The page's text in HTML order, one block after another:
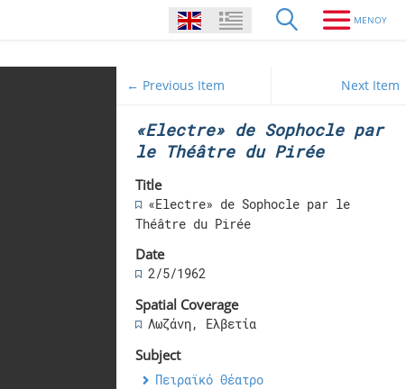
← Previous Item Next
«Electre» de Sophocle par
le Théâtre du Pirée
Title
«Electre» de Sophocle par le
Théâtre du Pirée
Date
2/5/1962
Spatial Coverage
Λωζάνη, Ελβετία
Subject
Πειραϊκό Θέατρο